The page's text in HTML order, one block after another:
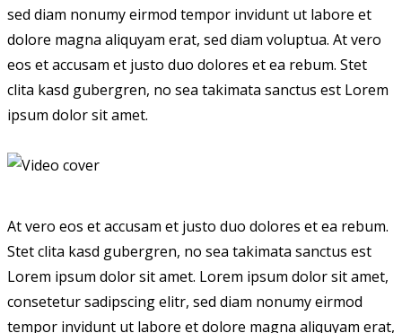
sed diam nonumy eirmod tempor invidunt ut labore et
dolore magna aliquyam erat, sed diam voluptua. At vero
eos et accusam et justo duo dolores et ea rebum. Stet
clita kasd gubergren, no sea takimata sanctus est Lorem
ipsum dolor sit amet.
At vero eos et accusam et justo duo dolores et ea rebum.
Stet clita kasd gubergren, no sea takimata sanctus est
Lorem ipsum dolor sit amet. Lorem ipsum dolor sit amet,
consetetur sadipscing elitr, sed diam nonumy eirmod
tempor invidunt ut labore et dolore magna aliquyam erat,